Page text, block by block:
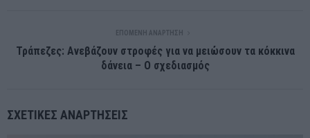
ΕΠΌΜΕΝΗ ΑΝΆΡΤΗΣΗ
Τράπεζες: Ανεβάζουν στροφές για να μειώσουν τα κόκκινα
δάνεια – Ο σχεδιασμός
ΣΧΕΤΙΚΈΣ ΑΝΑΡΤΉΣΕΙΣ